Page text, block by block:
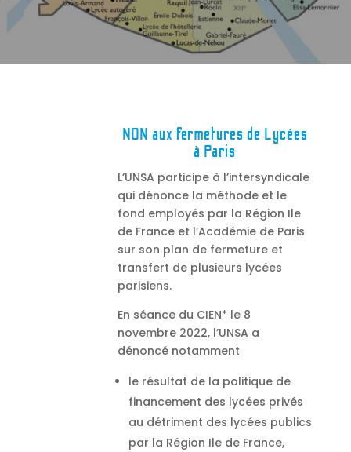
NON aux fermetures de Lycées
à Paris
L’UNSA participe à l’intersyndicale
qui dénonce la méthode et le
fond employés par la Région Ile
de France et l’Académie de Paris
sur son plan de fermeture et
transfert de plusieurs lycées
parisiens.
En séance du CIEN* le 8
novembre 2022, l’UNSA a
dénoncé notamment
le résultat de la politique de
financement des lycées privés
au détriment des lycées publics
par la Région Ile de France,